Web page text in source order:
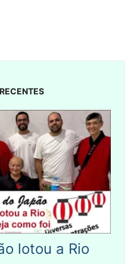
lotou a Rio